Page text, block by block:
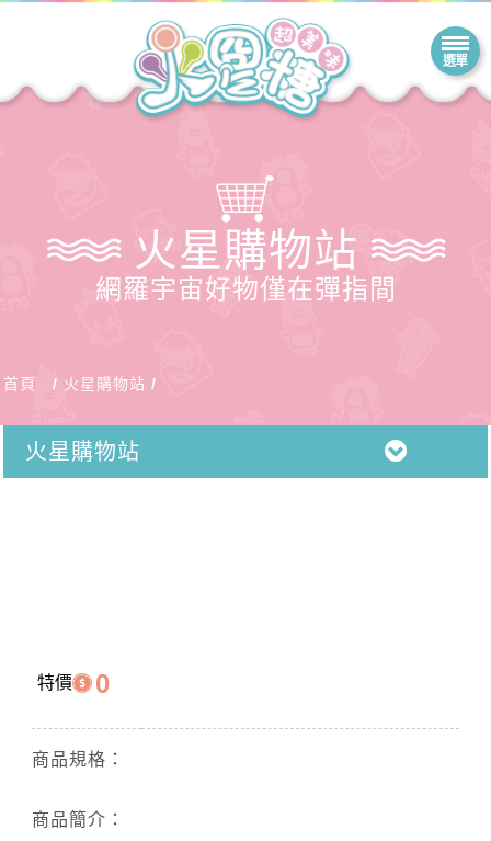
火星購物站
網羅宇宙好物僅在彈指間
首頁 火星購物站
火星購物站
特價 0
商品規格：
商品簡介：